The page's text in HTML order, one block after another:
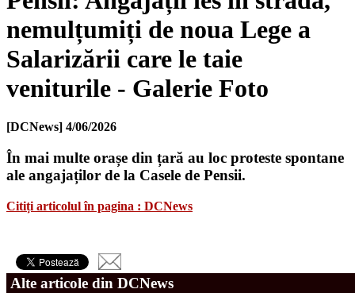
nemulțumiți de noua Lege a
Salarizării care le taie
veniturile - Galerie Foto
[DCNews] 4/06/2026
În mai multe orașe din țară au loc proteste spontane
ale angajaților de la Casele de Pensii.
Citiți articolul în pagina : DCNews
Alte articole din DCNews